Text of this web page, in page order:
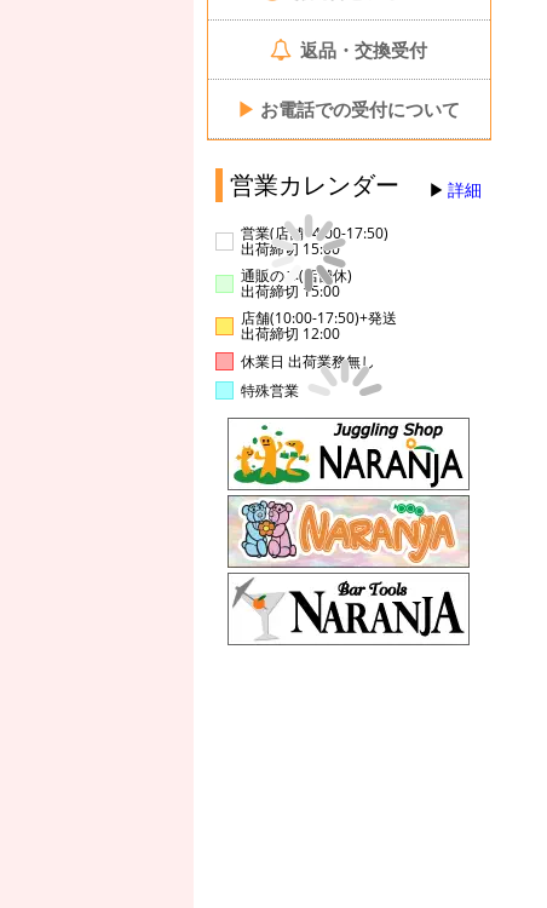
返品・交換受付
▶ お電話での受付について
営業カレンダー 詳細
営業(店舗14:00-17:50)
出荷締切 15:00
通販のみ(店舗休)
出荷締切 15:00
店舗(10:00-17:50)+発送
出荷締切 12:00
休業日 出荷業務無し
特殊営業